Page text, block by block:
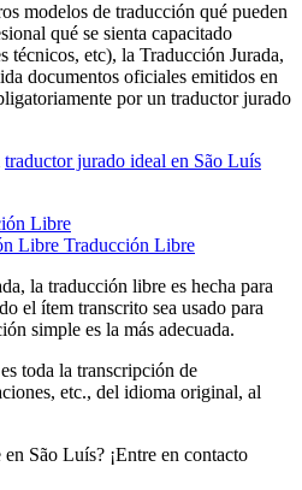
modelos de traducción qué pueden
qué se sienta capacitado
técnicos, etc), la Traducción Jurada,
documentos oficiales emitidos en
por un traductor jurado
traductor jurado ideal en São Luís
Traducción Libre
la traducción libre es hecha para
el ítem transcrito sea usado para
simple es la más adecuada.
toda la transcripción de
etc., del idioma original, al
São Luís? ¡Entre en contacto